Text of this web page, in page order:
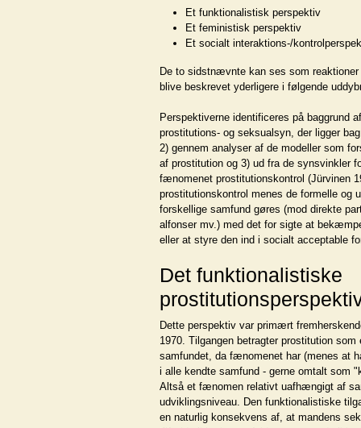
Et funktionalistisk perspektiv
Et feministisk perspektiv
Et socialt interaktions-/
De to sidstnævnte kan ses som
blive beskrevet yderligere i følgende
Perspektiverne identificeres på baggrund
prostitutions- og seksualsyn, der ligger
2) gennem analyser af de modeller som
af prostitution og 3) ud fra de synsvinkler
fænomenet prostitutionskontrol (Jürvinen
prostitutionskontrol menes de formelle og
forskellige samfund gøres (mod direkte
alfonser mv.) med det for sigte at
eller at styre den ind i socialt acceptable
Det funktionalistiske
Dette perspektiv var primært
1970. Tilgangen betragter prostitution
samfundet, da fænomenet har (menes at
i alle kendte samfund - gerne omtalt som
Altså et fænomen relativt uafhængigt af
udviklingsniveau. Den funktionalistiske
en naturlig konsekvens af, at mandens